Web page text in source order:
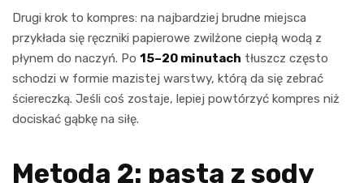
Drugi krok to kompres: na najbardziej brudne miejsca
przykłada się ręczniki papierowe zwilżone ciepłą wodą z
płynem do naczyń. Po 15–20 minutach tłuszcz często
schodzi w formie mazistej warstwy, którą da się zebrać
ściereczką. Jeśli coś zostaje, lepiej powtórzyć kompres niż
dociskać gąbkę na siłę.
Metoda 2: pasta z sody